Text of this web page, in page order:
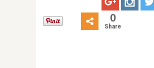
0
Share